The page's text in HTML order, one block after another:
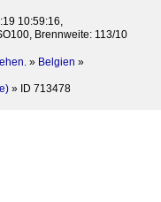
10:59:16,
Brennweite: 113/10
» Belgien »
» ID 713478